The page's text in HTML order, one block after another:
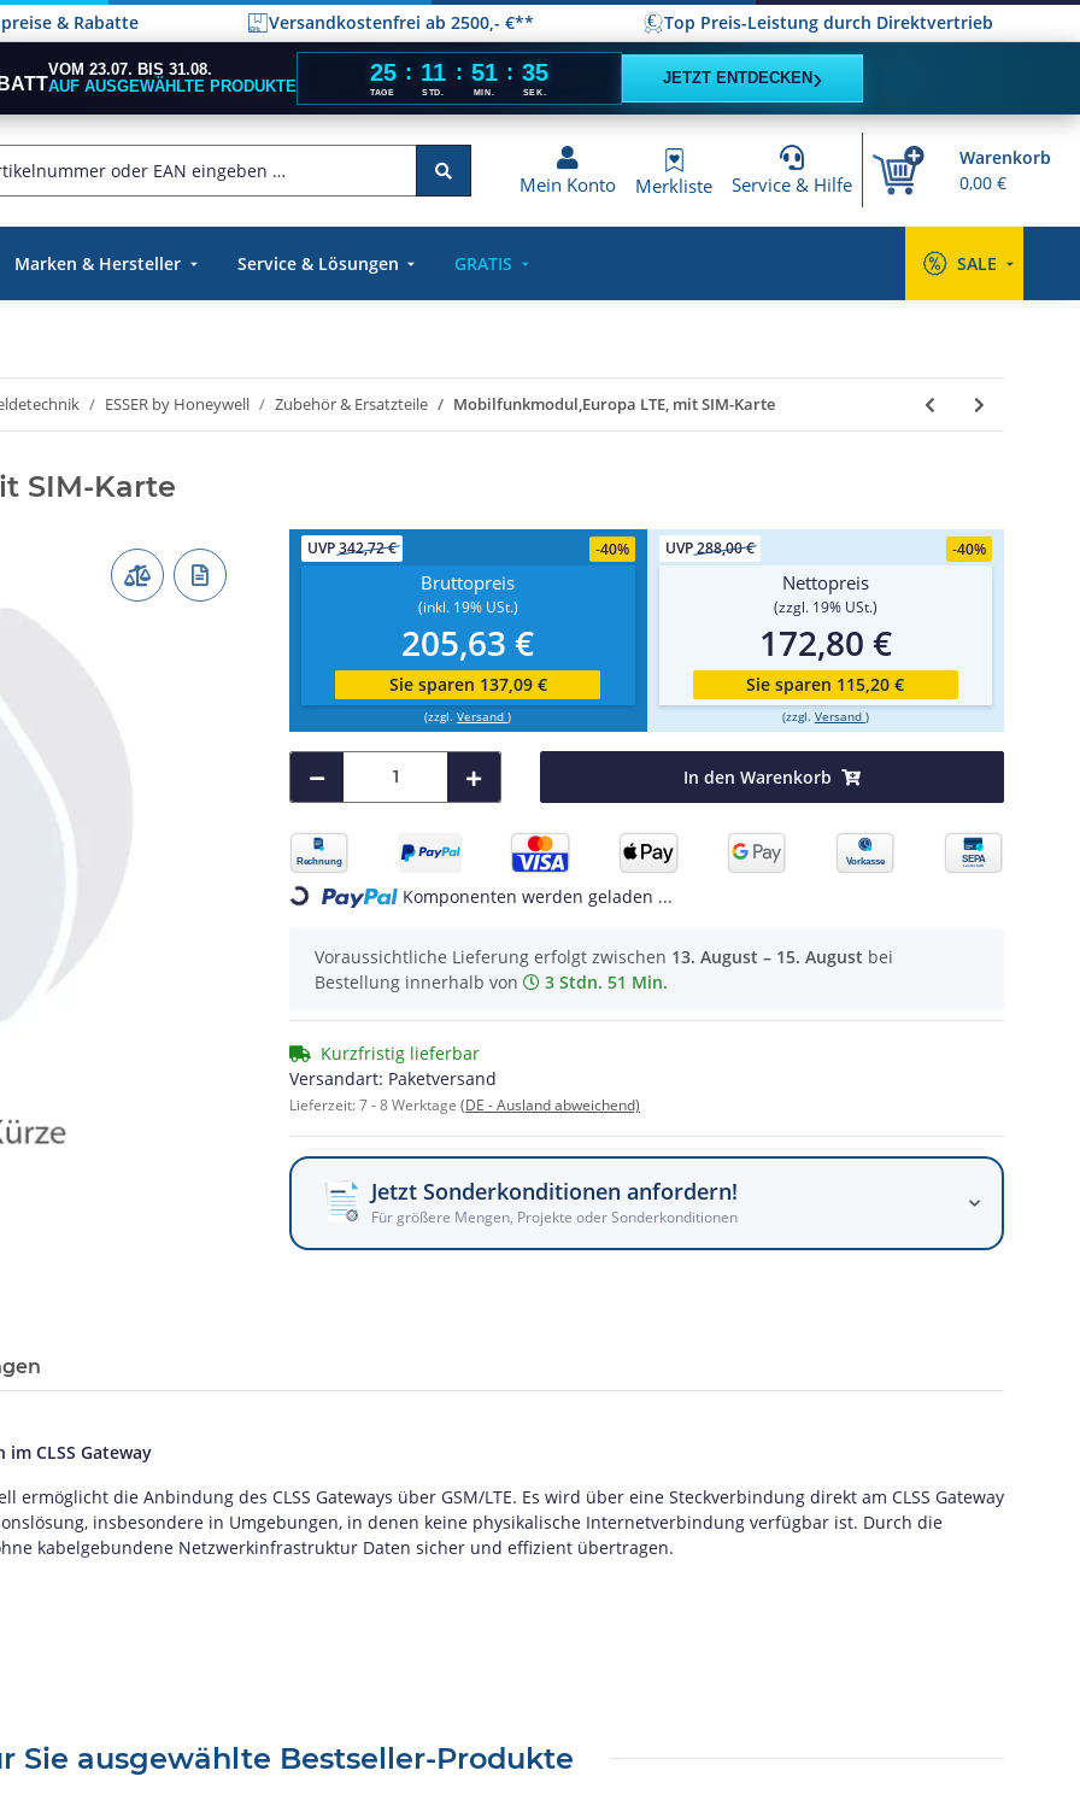
& Rabatte Versandkostenfrei ab 2500,- €** Top Preis-Leistung durch Direktvertrieb
VOM 23.07. BIS 31.08.
AUF AUSGEWÄHLTE PRODUKTE
25
TAGE
: 11
STD.
: 51
MIN.
: 34
SEK.
JETZT ENTDECKEN›
Mein Konto Merkliste Service & Hilfe
Warenkorb
0,00 €
Marken & Hersteller Service & Lösungen GRATIS SALE
ESSER by Honeywell Zubehör & Ersatzteile Mobilfunkmodul,Europa LTE, mit SIM-Karte
SIM-Karte
UVP342,72 € -40%
Bruttopreis
(inkl. 19% USt.)
205,63 €
Sie sparen 137,09 €
(zzgl.Versand)
UVP288,00 € -40%
Nettopreis
(zzgl. 19% USt.)
172,80 €
Sie sparen 115,20 €
(zzgl. Versand )
In den Warenkorb
Loading... Komponenten werden geladen ...
Voraussichtliche Lieferung erfolgt zwischen 13. August – 15. August bei
Bestellung innerhalb von
3 Stdn. 51 Min.
Kurzfristig lieferbar
Versandart: Paketversand
Lieferzeit:7 - 8 Werktage (DE - Ausland abweichend)
Jetzt Sonderkonditionen anfordern!
Für größere Mengen, Projekte oder Sonderkonditionen
CLSS Gateway
ermöglicht die Anbindung des CLSS Gateways über GSM/LTE. Es wird über eine Steckverbindung direkt am CLSS Gateway
insbesondere in Umgebungen, in denen keine physikalische Internetverbindung verfügbar ist. Durch die
kabelgebundene Netzwerkinfrastruktur Daten sicher und effizient übertragen.
Sie ausgewählte Bestseller-Produkte